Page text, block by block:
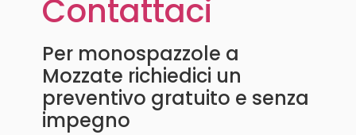
Contattaci
Per monospazzole a
Mozzate richiedici un
preventivo gratuito e senza
impegno